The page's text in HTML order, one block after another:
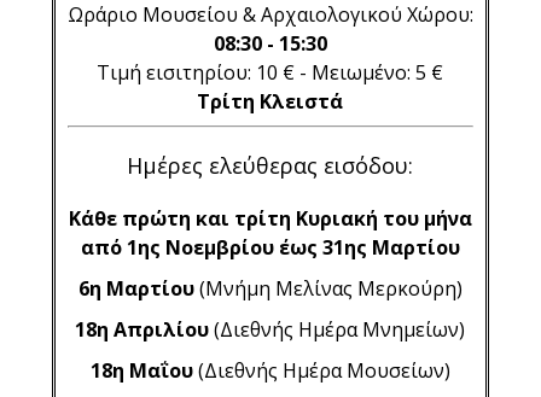
Ωράριο Μουσείου & Αρχαιολογικού Χώρου:
08:30 - 15:30
Τιμή εισιτηρίου: 10 € - Μειωμένο: 5 €
Τρίτη Κλειστά
Ημέρες ελεύθερας εισόδου:
Κάθε πρώτη και τρίτη Κυριακή του μήνα
από 1ης Νοεμβρίου έως 31ης Μαρτίου
6η Μαρτίου(Μνήμη Μελίνας Μερκούρη)
18η Απριλίου(Διεθνής Ημέρα Μνημείων)
18η Μαΐου(Διεθνής Ημέρα Μουσείων)